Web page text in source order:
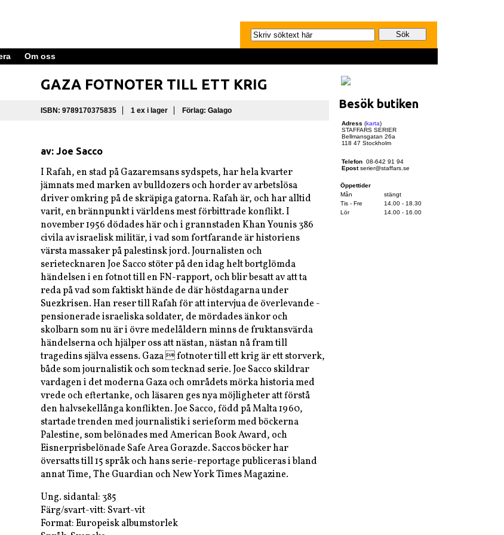
Om oss
GAZA FOTNOTER TILL ETT KRIG
ISBN: 9789170375835 1 ex i lager Förlag: Galago
av: Joe Sacco
I Rafah, en stad på Gazaremsans sydspets, har hela kvarter
jämnats med marken av bulldozers och horder av arbetslösa
driver omkring på de skräpiga gatorna. Rafah är, och har alltid
varit, en brännpunkt i världens mest förbittrade konflikt. I
november 1956 dödades här och i grannstaden Khan Younis 386
civila av israelisk militär, i vad som fortfarande är historiens
värsta massaker på palestinsk jord. Journalisten och
serietecknaren Joe Sacco stöter på den idag helt bortglömda
händelsen i en fotnot till en FN-rapport, och blir besatt av att ta
reda på vad som faktiskt hände de där höstdagarna under
Suezkrisen. Han reser till Rafah för att intervjua de överlevande -
pensionerade israeliska soldater, de mördades änkor och
skolbarn som nu är i övre medelåldern minns de fruktansvärda
händelserna och hjälper oss att nästan, nästan nå fram till
tragedins själva essens. Gaza  fotnoter till ett krig är ett storverk,
både som journalistik och som tecknad serie. Joe Sacco skildrar
vardagen i det moderna Gaza och områdets mörka historia med
vrede och eftertanke, och läsaren ges nya möjligheter att förstå
den halvsekellånga konflikten. Joe Sacco, född på Malta 1960,
startade trenden med journalistik i serieform med böckerna
Palestine, som belönades med American Book Award, och
Eisnerprisbelönade Safe Area Gorazde. Saccos böcker har
översatts till 15 språk och hans serie-reportage publiceras i bland
annat Time, The Guardian och New York Times Magazine.
Ung. sidantal: 385
Färg/svart-vitt: Svart-vit
Format: Europeisk albumstorlek
Besök butiken
Adress (karta)
STAFFARS SERIER
Bellmansgatan 26a
118 47 Stockholm
Telefon 08-642 91 94
Epostserier@staffars.se
Öppettider
Mån
stängt
Tis - Fre
14.00 - 18.30
Lör
14.00 - 16.00